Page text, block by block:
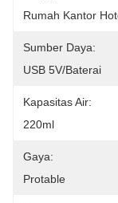
Rumah Kantor
Sumber Daya:
USB 5V/Baterai
Kapasitas Air:
220ml
Gaya:
Protable